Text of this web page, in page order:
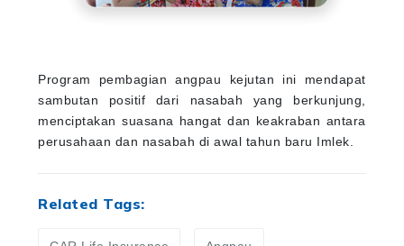
Program pembagian angpau kejutan ini mendapat
sambutan positif dari nasabah yang berkunjung,
menciptakan suasana hangat dan keakraban antara
perusahaan dan nasabah di awal tahun baru Imlek.
Related Tags: